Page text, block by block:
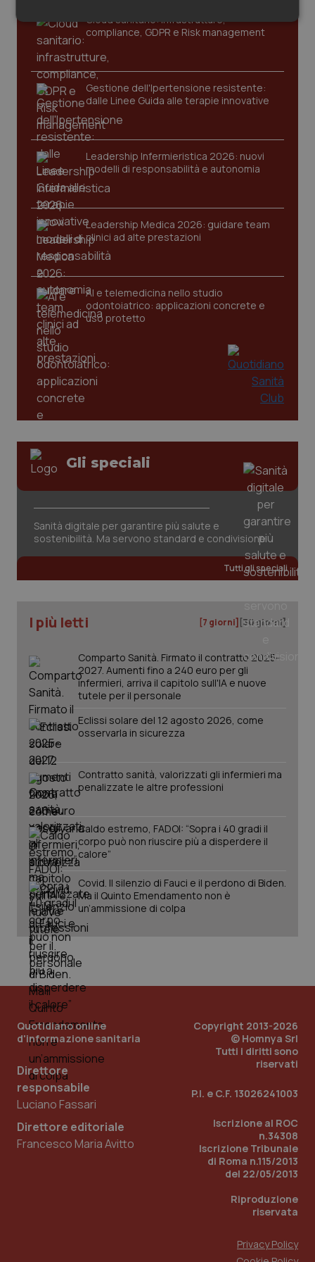
Sangue & coagulazione
Tiroide
Tumore al seno
Tumore ovarico
Tumori del Polmone & Testa Collo
Tumori gastrointestinali
Ulcera & Reflusso
Vaccini
Cloud sanitario: infrastrutture,
compliance, GDPR e Risk management
Gestione dell'Ipertensione resistente:
dalle Linee Guida alle terapie innovative
Leadership Infermieristica 2026: nuovi
modelli di responsabilità e autonomia
Leadership Medica 2026: guidare team
clinici ad alte prestazioni
AI e telemedicina nello studio
odontoiatrico: applicazioni concrete e
uso protetto
Gli speciali
Sanità digitale per garantire più salute e
sostenibilità. Ma servono standard e condivisione
Tutti gli speciali
I più letti [7 giorni] [30 giorni]
Comparto Sanità. Firmato il contratto 2025-
2027. Aumenti fino a 240 euro per gli
infermieri, arriva il capitolo sull'IA e nuove
tutele per il personale
Eclissi solare del 12 agosto 2026, come
osservarla in sicurezza
Contratto sanità, valorizzati gli infermieri ma
penalizzate le altre professioni
Caldo estremo, FADOI: “Sopra i 40 gradi il
corpo può non riuscire più a disperdere il
calore”
Covid. Il silenzio di Fauci e il perdono di Biden.
Ma il Quinto Emendamento non è
un’ammissione di colpa
Quotidiano online
d'informazione sanitaria
Direttore
responsabile
Luciano Fassari
Direttore editoriale
Francesco Maria Avitto
Copyright 2013-2026
© Homnya Srl
Tutti i diritti sono
riservati
P.I. e C.F. 13026241003
Iscrizione al ROC
n.34308
Iscrizione Tribunale
di Roma n.115/2013
del 22/05/2013
Riproduzione
riservata
Privacy Policy
Necessari Statistici Marketing
Necessari
sito web abilitandone funzionalità di base quali la
navigazione sulle pagine e l'accesso alle aree
protette del sito. Il sito web non è in grado di
funzionare correttamente senza questi cookie.
Nome
VISITOR_PRIVACY_METADATA
YouTube
CookieScriptConsent
www.quotidianosanita.it
tracking-sites-ironfish-
session-id
www.quotidianosanita.it
_ga
PHP.net
www.quotidianosanita.it